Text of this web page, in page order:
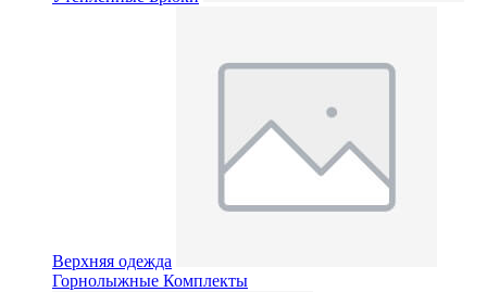
Верхняя одежда
Горнолыжные Комплекты